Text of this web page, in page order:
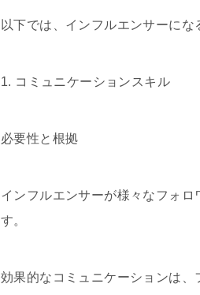
以下では、インフルエンサーに
1. コミュニケーションスキル
必要性と根拠
インフルエンサーが様々なフォ
す。
効果的なコミュニケーションは